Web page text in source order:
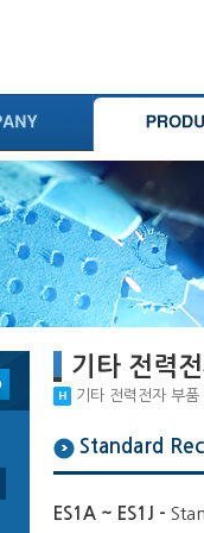
기타 전력
기타 전력전자 부
Standard
ES1A ~ ES1J -